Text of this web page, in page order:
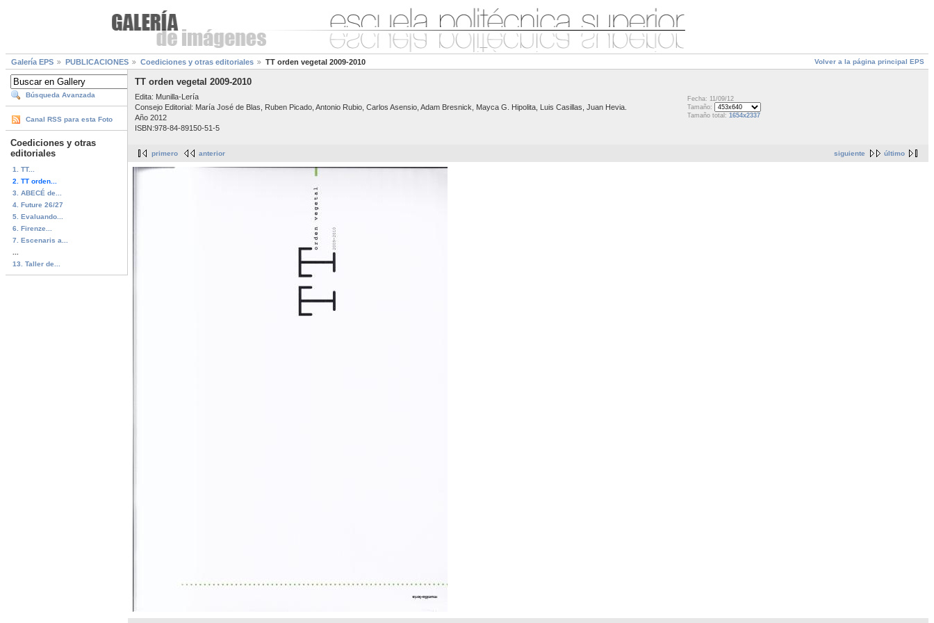
Volver a la página principal EPS
Galería EPS PUBLICACIONES Coediciones y otras editoriales TT orden vegetal 2009-2010
Búsqueda Avanzada
Canal RSS para esta Foto
Coediciones y otras
editoriales
1. TT...
2. TT orden...
3. ABECÉ de...
4. Future 26/27
5. Evaluando...
6. Firenze...
7. Escenaris a...
13. Taller de...
TT orden vegetal 2009-2010
Edita: Munilla-Lería
Consejo Editorial: María José de Blas, Ruben Picado, Antonio Rubio, Carlos Asensio, Adam Bresnick, Mayca G. Hipolita, Luis Casillas, Juan Hevia.
Año 2012
ISBN:978-84-89150-51-5
Fecha: 11/09/12
Tamaño:
Tamaño total: 1654x2337
siguiente último
primero anterior